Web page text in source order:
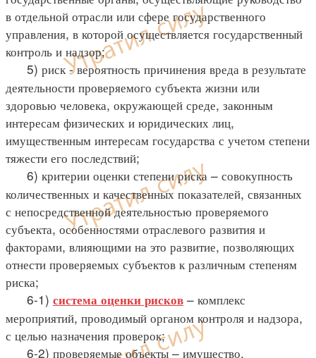
в отдельной отрасли или сфере государственного
управления, в которой осуществляется государственный
контроль и надзор;
5) риск - вероятность причинения вреда в результате
деятельности проверяемого субъекта жизни или
здоровью человека, окружающей среде, законным
интересам физических и юридических лиц,
имущественным интересам государства с учетом степени
тяжести его последствий;
6) критерии оценки степени риска – совокупность
количественных и качественных показателей, связанных
с непосредственной деятельностью проверяемого
субъекта, особенностями отраслевого развития и
факторами, влияющими на это развитие, позволяющих
отнести проверяемых субъектов к различным степеням
риска;
6-1) система оценки рисков – комплекс
мероприятий, проводимый органом контроля и надзора,
с целью назначения проверок;
6-2) проверяемые объекты – имущество,